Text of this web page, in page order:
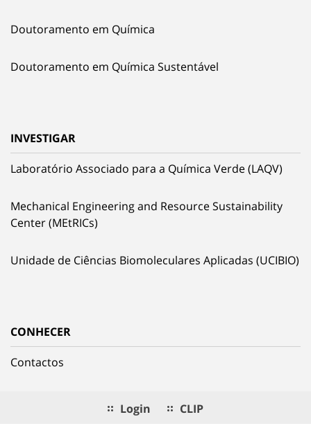
Doutoramento em Química
Doutoramento em Química Sustentável
INVESTIGAR
Laboratório Associado para a Química Verde (LAQV)
Mechanical Engineering and Resource Sustainability
Center (MEtRICs)
Unidade de Ciências Biomoleculares Aplicadas (UCIBIO)
CONHECER
Contactos
Login CLIP